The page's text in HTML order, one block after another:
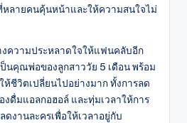
ลายคนคุ้นหน้าและให้ความสนใจไม่
ความประหลาดใจให้แฟนคลับอีก
ป็นคุณพ่อของลูกสาววัย 5 เดือน พร้อม
ห้ชีวิตเปลี่ยนไปอย่างมาก ทั้งการลด
งดื่มแอลกอฮอล์ และทุ่มเวลาให้การ
ดงานละครเพื่อให้เวลาอยู่กับ